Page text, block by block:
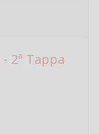
2ª Tappa